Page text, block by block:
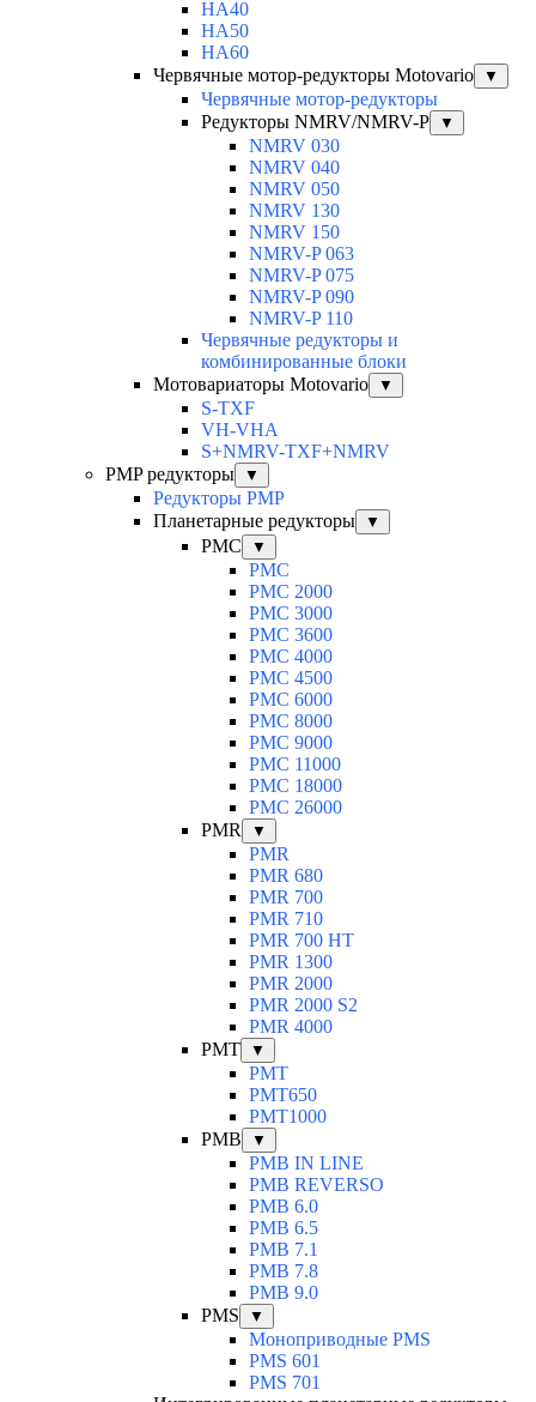
HA40
HA50
HA60
Червячные мотор-редукторы Motovario
▼
Червячные мотор-редукторы
Редукторы NMRV/NMRV-P
▼
NMRV 030
NMRV 040
NMRV 050
NMRV 130
NMRV 150
NMRV-P 063
NMRV-P 075
NMRV-P 090
NMRV-P 110
Червячные редукторы и
комбинированные блоки
Мотовариаторы Motovario
▼
S-TXF
VH-VHA
S+NMRV-TXF+NMRV
PMP редукторы
▼
Редукторы PMP
Планетарные редукторы
▼
PMC ▼
PMC
PMC 2000
PMC 3000
PMC 3600
PMC 4000
PMC 4500
PMC 6000
PMC 8000
PMC 9000
PMC 11000
PMC 18000
PMC 26000
PMR
▼
PMR
PMR 680
PMR 700
PMR 710
PMR 700 HT
PMR 1300
PMR 2000
PMR 2000 S2
PMR 4000
PMT
▼
PMT
PMT650
PMT1000
PMB
▼
PMB IN LINE
PMB REVERSO
PMB 6.0
PMB 6.5
PMB 7.1
PMB 7.8
PMB 9.0
PMS
▼
Моноприводные PMS
PMS 601
PMS 701